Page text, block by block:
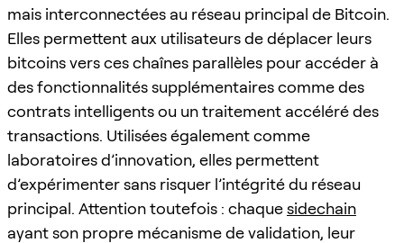
mais interconnectées au réseau principal de Bitcoin.
Elles permettent aux utilisateurs de déplacer leurs
bitcoins vers ces chaînes parallèles pour accéder à
des fonctionnalités supplémentaires comme des
contrats intelligents ou un traitement accéléré des
transactions. Utilisées également comme
laboratoires d’innovation, elles permettent
d’expérimenter sans risquer l’intégrité du réseau
principal. Attention toutefois : chaquesidechain
ayant son propre mécanisme de validation, leur